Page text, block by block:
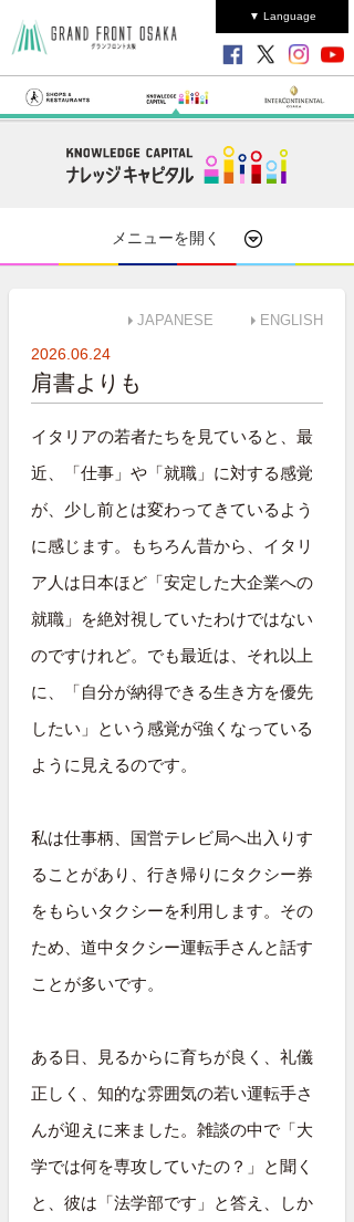
▼ Language
メニューを開く
JAPANESE ENGLISH
2026.06.24
肩書よりも
イタリアの若者たちを見ていると、最
近、「仕事」や「就職」に対する感覚
が、少し前とは変わってきているよう
に感じます。もちろん昔から、イタリ
ア人は日本ほど「安定した大企業への
就職」を絶対視していたわけではない
のですけれど。でも最近は、それ以上
に、「自分が納得できる生き方を優先
したい」という感覚が強くなっている
ように見えるのです。
私は仕事柄、国営テレビ局へ出入りす
ることがあり、行き帰りにタクシー券
をもらいタクシーを利用します。その
ため、道中タクシー運転手さんと話す
ことが多いです。
ある日、見るからに育ちが良く、礼儀
正しく、知的な雰囲気の若い運転手さ
んが迎えに来ました。雑談の中で「大
学では何を専攻していたの？」と聞く
と、彼は「法学部です」と答え、しか